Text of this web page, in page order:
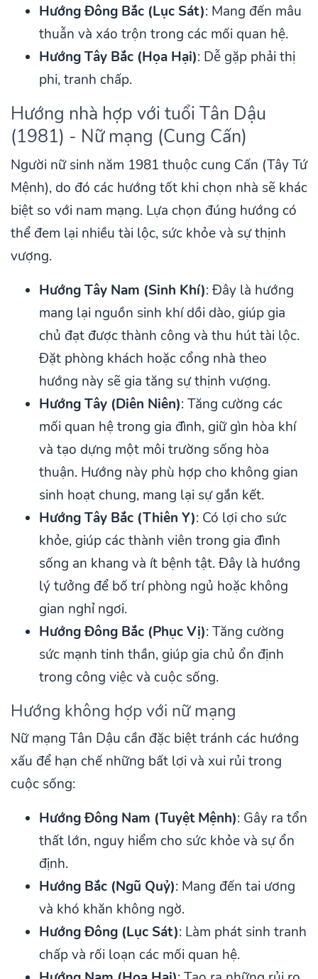
Hướng Đông Bắc (Lục Sát): Mang đến mâu
thuẫn và xáo trộn trong các mối quan hệ.
Hướng Tây Bắc (Họa Hại): Dễ gặp phải thị
phi, tranh chấp.
Hướng nhà hợp với tuổi Tân Dậu
(1981) - Nữ mạng (Cung Cấn)
Người nữ sinh năm 1981 thuộc cung Cấn (Tây Tứ
Mệnh), do đó các hướng tốt khi chọn nhà sẽ khác
biệt so với nam mạng. Lựa chọn đúng hướng có
thể đem lại nhiều tài lộc, sức khỏe và sự thịnh
vượng.
Hướng Tây Nam (Sinh Khí): Đây là hướng
mang lại nguồn sinh khí dồi dào, giúp gia
chủ đạt được thành công và thu hút tài lộc.
Đặt phòng khách hoặc cổng nhà theo
hướng này sẽ gia tăng sự thịnh vượng.
Hướng Tây (Diên Niên): Tăng cường các
mối quan hệ trong gia đình, giữ gìn hòa khí
và tạo dựng một môi trường sống hòa
thuận. Hướng này phù hợp cho không gian
sinh hoạt chung, mang lại sự gắn kết.
Hướng Tây Bắc (Thiên Y): Có lợi cho sức
khỏe, giúp các thành viên trong gia đình
sống an khang và ít bệnh tật. Đây là hướng
lý tưởng để bố trí phòng ngủ hoặc không
gian nghỉ ngơi.
Hướng Đông Bắc (Phục Vị): Tăng cường
sức mạnh tinh thần, giúp gia chủ ổn định
trong công việc và cuộc sống.
Hướng không hợp với nữ mạng
Nữ mạng Tân Dậu cần đặc biệt tránh các hướng
xấu để hạn chế những bất lợi và xui rủi trong
cuộc sống:
Hướng Đông Nam (Tuyệt Mệnh): Gây ra tổn
thất lớn, nguy hiểm cho sức khỏe và sự ổn
định.
Hướng Bắc (Ngũ Quỷ): Mang đến tai ương
và khó khăn không ngờ.
Hướng Đông (Lục Sát): Làm phát sinh tranh
chấp và rối loạn các mối quan hệ.